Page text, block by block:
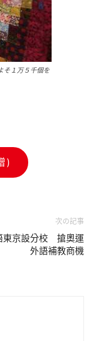
そ１万５千個を
)
次の記事
東京設分校 搶奧運
外語補教商機